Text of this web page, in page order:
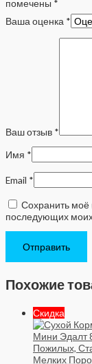
помечены *
Ваша оценка *
Ваш отзыв *
Имя *
Email *
Сохранить моё
последующих
Похожие
Скидка